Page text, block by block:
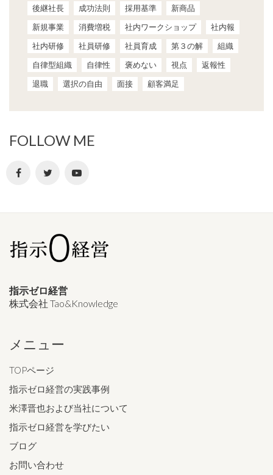
後継社長
成功法則 採用基準
新商品
新規事業
消費増税 社内ワークショップ
社内報
社内研修
社員研修 社員育成 第３の解
組織
自律型組織
自律性 褒めない 視点
返報性
退職
選択の自由 面接 顧客満足
FOLLOW ME
指示ゼロ経営
株式会社 Tao&Knowledge
メニュー
TOPページ
指示ゼロ経営の実践事例
米澤晋也および当社について
指示ゼロ経営を学びたい
ブログ
お問い合わせ